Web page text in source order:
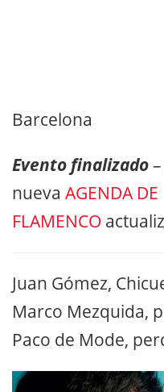
Barcelona
Evento finalizado
nueva AGENDA DE
FLAMENCO
Juan Gómez,
Marco Mezquida,
Paco de Mode,